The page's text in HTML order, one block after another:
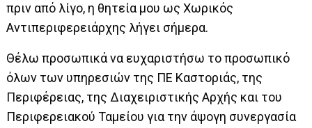
πριν από λίγο, η θητεία μου ως Χωρικός
Αντιπεριφερειάρχης λήγει σήμερα.
Θέλω προσωπικά να ευχαριστήσω το προσωπικό
όλων των υπηρεσιών της ΠΕ Καστοριάς, της
Περιφέρειας, της Διαχειριστικής Αρχής και του
Περιφερειακού Ταμείου για την άψογη συνεργασία